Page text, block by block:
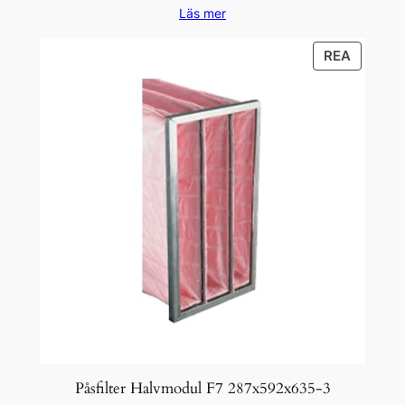
Läs mer
REA
PÅ
Påsfilter Halvmodul F7 287x592x635-3